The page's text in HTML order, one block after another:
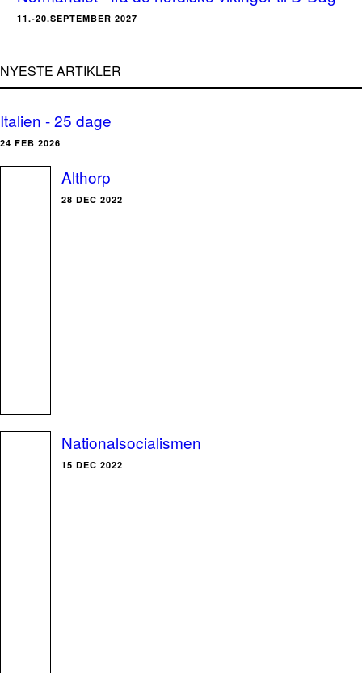
11.-20.SEPTEMBER 2027
NYESTE ARTIKLER
Italien - 25 dage
24 FEB 2026
Althorp
28 DEC 2022
Nationalsocialismen
15 DEC 2022